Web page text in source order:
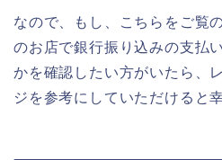
なので、もし、こちらをご覧
のお店で銀行振り込みの支払
かを確認したい方がいたら、
ジを参考にしていただけると